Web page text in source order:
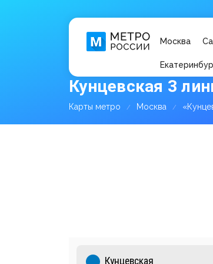
Москва
Кунцевская 3
Карты метро Москва